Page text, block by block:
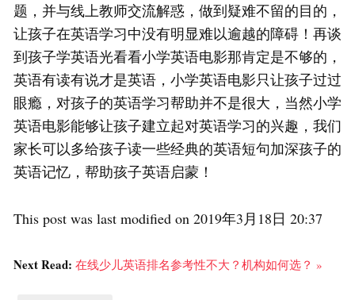
题，并与线上教师交流解惑，做到疑难不留的目的，
让孩子在英语学习中没有明显难以逾越的障碍！再谈
到孩子学英语光看看小学英语电影那肯定是不够的，
英语有读有说才是英语，小学英语电影只让孩子过过
眼瘾，对孩子的英语学习帮助并不是很大，当然小学
英语电影能够让孩子建立起对英语学习的兴趣，我们
家长可以多给孩子读一些经典的英语短句加深孩子的
英语记忆，帮助孩子英语启蒙！
This post was last modified on 2019年3月18日 20:37
Next Read: 在线少儿英语排名参考性不大？机构如何选？ »